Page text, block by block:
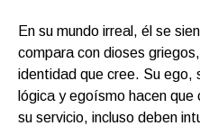
En su mundo irreal, él se
compara con dioses
identidad que cree. Su
lógica y egoísmo hacen
su servicio, incluso deben